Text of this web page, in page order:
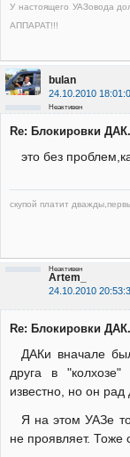
У настоящего УАЗовода
АППАРАТ!!!
bulan
24.10.2010
Неактивен
Re: Блокировки ДАК.
это без
скупой платит
Artem_
24.10.2010
Неактивен
Re: Блокировки ДАК.
ДАКи вначале
друга в
известно, но он
Я на этом УАЗе
не проявляет. Тоже